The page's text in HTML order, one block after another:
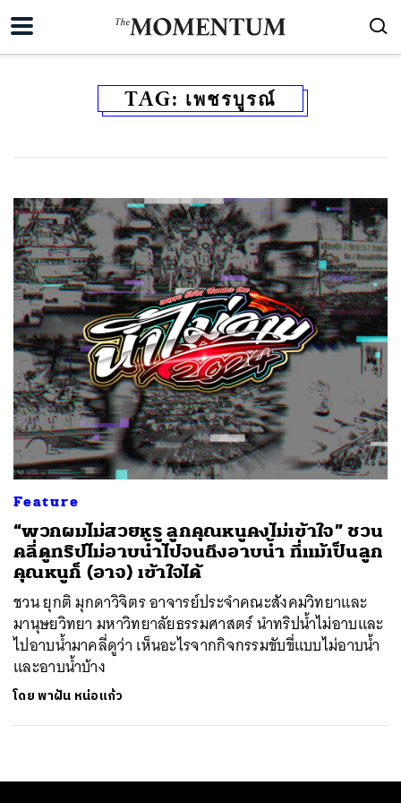
TAG: เพชรบูรณ์
Feature
“พวกผมไม่สวยหรู ลูกคุณหนูคงไม่เข้าใจ” ชวน
คลี่ดูทริปไม่อาบน้ำไปจนถึงอาบน้ำ ที่แม้เป็นลูก
คุณหนูก็ (อาจ) เข้าใจได้
ชวน ยุกติ มุกดาวิจิตร อาจารย์ประจำคณะสังคมวิทยาและ
มานุษยวิทยา มหาวิทยาลัยธรรมศาสตร์ นำทริปน้ำไม่อาบและ
ไปอาบน้ำมาคลี่ดูว่า เห็นอะไรจากกิจกรรมขับขี่แบบไม่อาบน้ำ
และอาบน้ำบ้าง
โดยพาฝัน หน่อแก้ว
ค้นหา
SHARE TWEET LINE EMAIL